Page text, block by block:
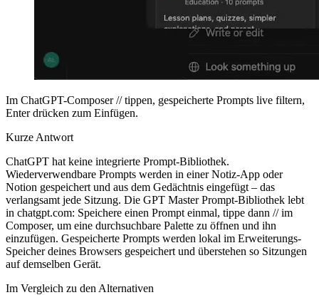
Im ChatGPT-Composer // tippen, gespeicherte Prompts live filtern,
Enter drücken zum Einfügen.
Kurze Antwort
ChatGPT hat keine integrierte Prompt-Bibliothek.
Wiederverwendbare Prompts werden in einer Notiz-App oder
Notion gespeichert und aus dem Gedächtnis eingefügt – das
verlangsamt jede Sitzung. Die GPT Master Prompt-Bibliothek lebt
in chatgpt.com: Speichere einen Prompt einmal, tippe dann // im
Composer, um eine durchsuchbare Palette zu öffnen und ihn
einzufügen. Gespeicherte Prompts werden lokal im Erweiterungs-
Speicher deines Browsers gespeichert und überstehen so Sitzungen
auf demselben Gerät.
Im Vergleich zu den Alternativen